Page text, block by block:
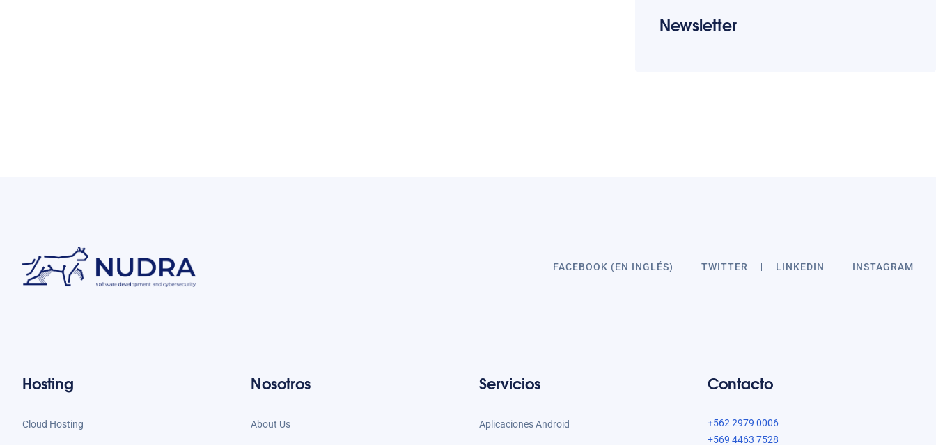
Newsletter
FACEBOOK (EN INGLÉS) TWITTER LINKEDIN INSTAGRAM
Hosting
Cloud Hosting
Nosotros
About Us
Servicios
Aplicaciones Android
Contacto
+562 2979 0006
+569 4463 7528